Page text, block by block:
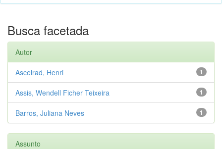
Busca facetada
Autor
1
Ascelrad, Henri
1
Assis, Wendell Ficher Teixeira
1
Barros, Juliana Neves
Assunto